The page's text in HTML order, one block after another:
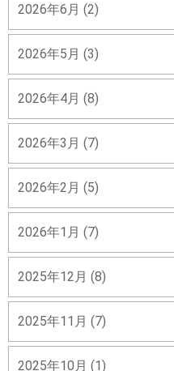
2026年6月 (2)
2026年5月 (3)
2026年4月 (8)
2026年3月 (7)
2026年2月 (5)
2026年1月 (7)
2025年12月 (8)
2025年11月 (7)
2025年10月 (1)